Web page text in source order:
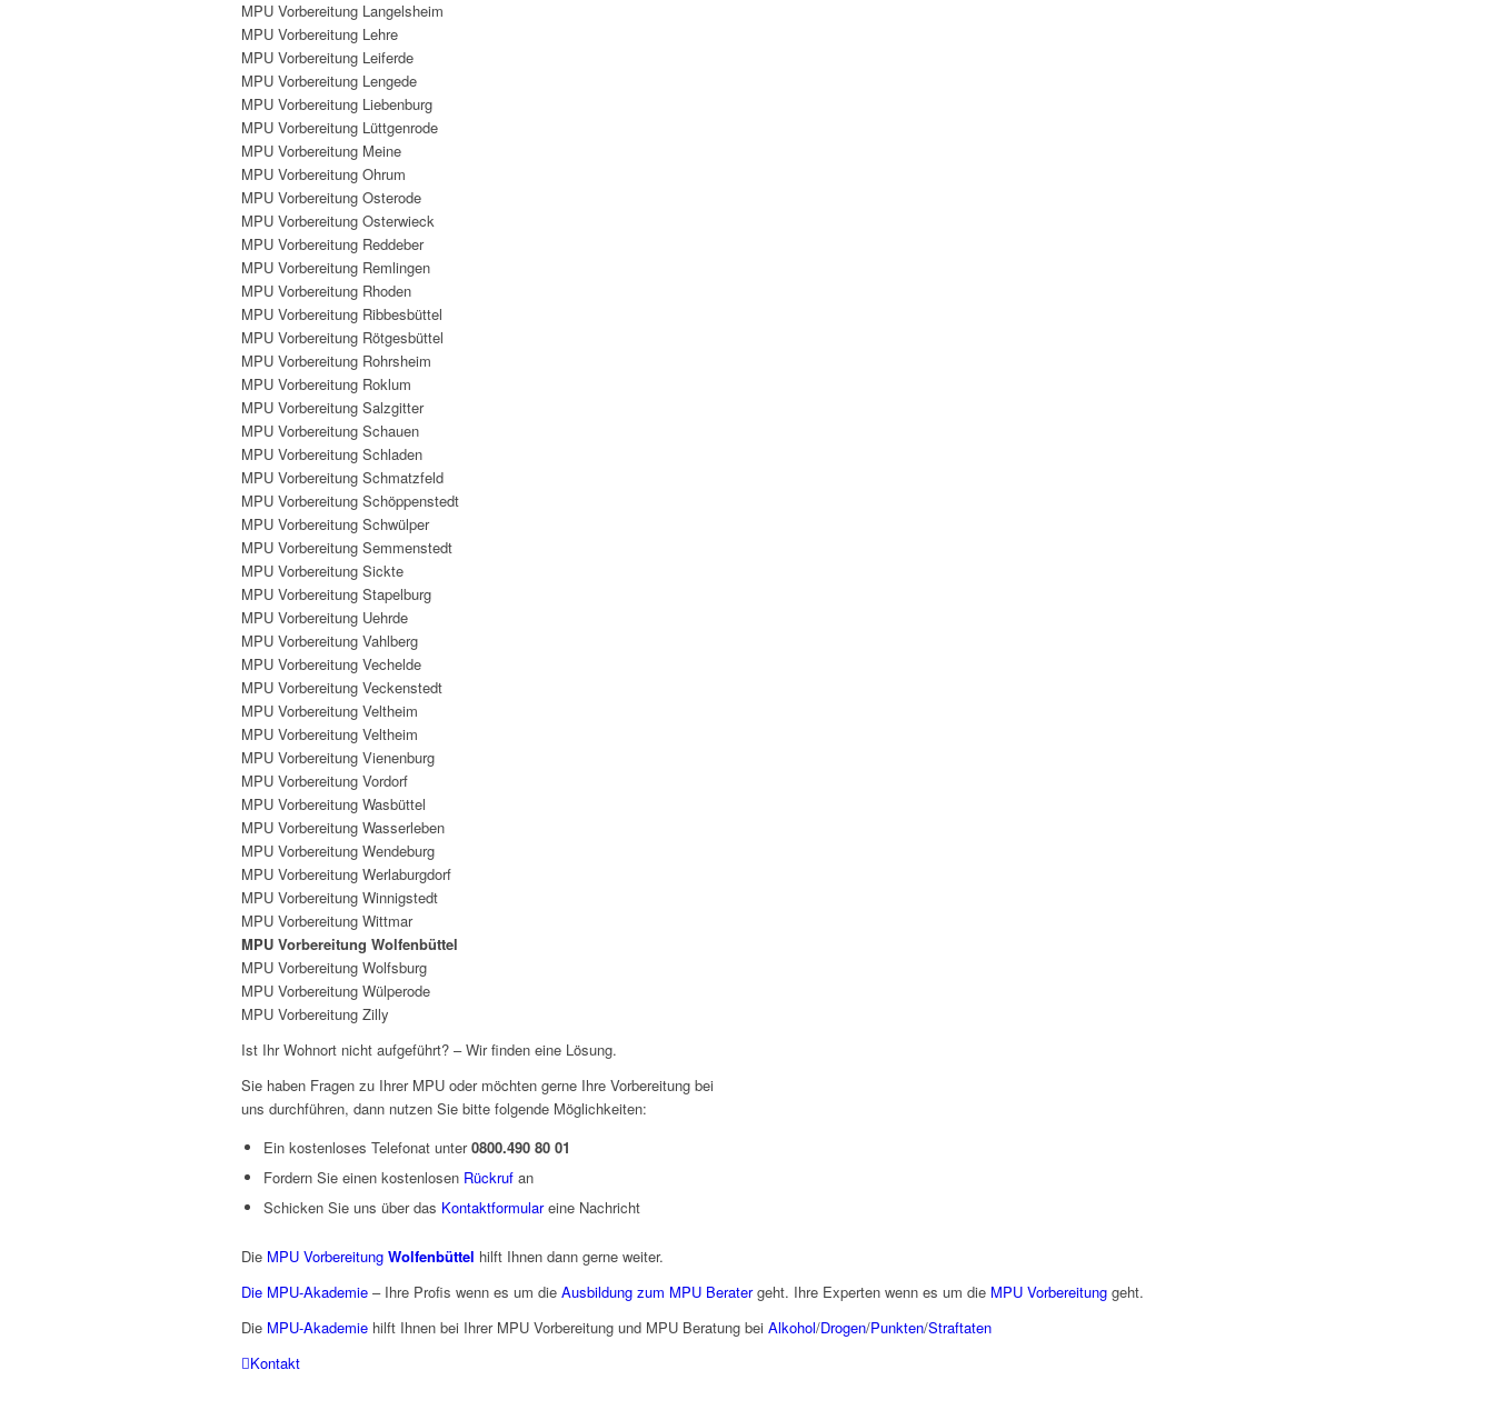
MPU Vorbereitung Langelsheim
MPU Vorbereitung Lehre
MPU Vorbereitung Leiferde
MPU Vorbereitung Lengede
MPU Vorbereitung Liebenburg
MPU Vorbereitung Lüttgenrode
MPU Vorbereitung Meine
MPU Vorbereitung Ohrum
MPU Vorbereitung Osterode
MPU Vorbereitung Osterwieck
MPU Vorbereitung Reddeber
MPU Vorbereitung Remlingen
MPU Vorbereitung Rhoden
MPU Vorbereitung Ribbesbüttel
MPU Vorbereitung Rötgesbüttel
MPU Vorbereitung Rohrsheim
MPU Vorbereitung Roklum
MPU Vorbereitung Salzgitter
MPU Vorbereitung Schauen
MPU Vorbereitung Schladen
MPU Vorbereitung Schmatzfeld
MPU Vorbereitung Schöppenstedt
MPU Vorbereitung Schwülper
MPU Vorbereitung Semmenstedt
MPU Vorbereitung Sickte
MPU Vorbereitung Stapelburg
MPU Vorbereitung Uehrde
MPU Vorbereitung Vahlberg
MPU Vorbereitung Vechelde
MPU Vorbereitung Veckenstedt
MPU Vorbereitung Veltheim
MPU Vorbereitung Veltheim
MPU Vorbereitung Vienenburg
MPU Vorbereitung Vordorf
MPU Vorbereitung Wasbüttel
MPU Vorbereitung Wasserleben
MPU Vorbereitung Wendeburg
MPU Vorbereitung Werlaburgdorf
MPU Vorbereitung Winnigstedt
MPU Vorbereitung Wittmar
MPU Vorbereitung Wolfenbüttel
MPU Vorbereitung Wolfsburg
MPU Vorbereitung Wülperode
MPU Vorbereitung Zilly
Ist Ihr Wohnort nicht aufgeführt? – Wir finden eine Lösung.
Sie haben Fragen zu Ihrer MPU oder möchten gerne Ihre Vorbereitung bei
uns durchführen, dann nutzen Sie bitte folgende Möglichkeiten:
Ein kostenloses Telefonat unter0800.490 80 01
Fordern Sie einen kostenlosen Rückruf an
Schicken Sie uns über das Kontaktformulareine Nachricht
Die MPU Vorbereitung Wolfenbüttel hilft Ihnen dann gerne weiter.
Die MPU-Akademie – Ihre Profis wenn es um die Ausbildung zum MPU Beratergeht. Ihre Experten wenn es um die MPU Vorbereitung geht.
Die MPU-Akademie hilft Ihnen bei Ihrer MPU Vorbereitung und MPU Beratung bei Alkohol/Drogen/Punkten/Straftaten
Kontakt